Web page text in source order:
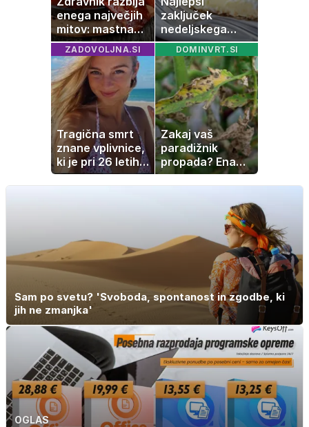
enega največjih
mitov: mastna
jetra ne
nastanejo zaradi
slanine, temveč
zaradi živila, ki
ga imamo vsi
radi
zaključek
nedeljskega
kosila: 8 sladic
brez peke, ki se
jih vsi veselijo
ZADOVOLJNA.SI
Tragična smrt
znane vplivnice,
ki je pri 26 letih
izgubila boj z
boleznijo
DOMINVRT.SI
Zakaj vaš
paradižnik
propada? Ena
napaka lahko
uniči rastline –
tako jih rešite
Sam po svetu? 'Svoboda, spontanost in zgodbe, ki
jih ne zmanjka'
OGLAS